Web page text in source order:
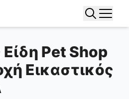
Pet Shop
Εικαστικός